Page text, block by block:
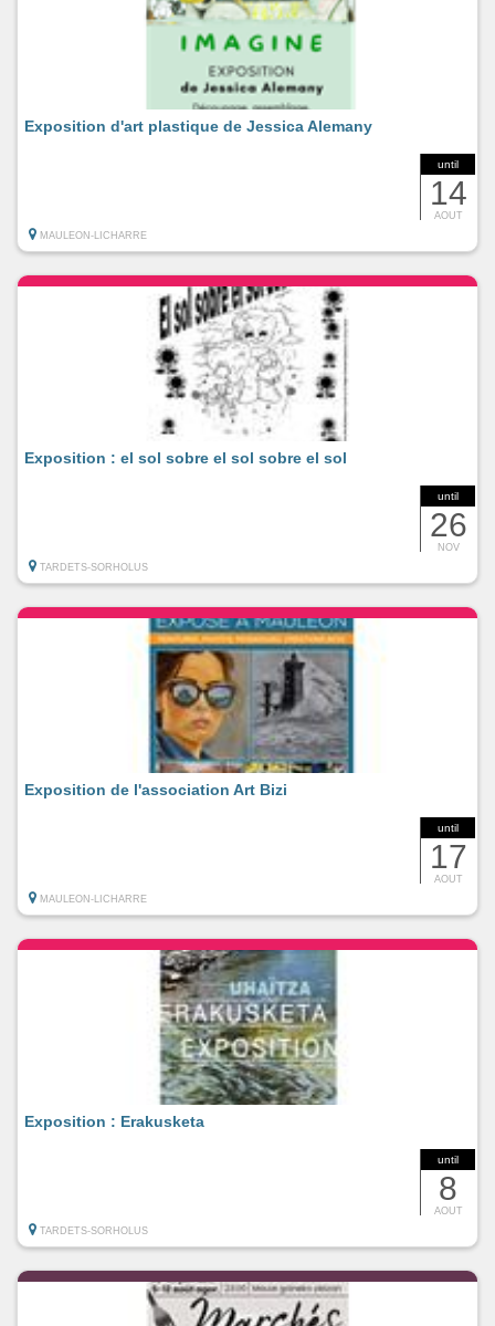
until
14
AOUT
Exposition d'art plastique de Jessica Alemany
MAULEON-LICHARRE
until
26
NOV
Exposition : el sol sobre el sol sobre el sol
TARDETS-SORHOLUS
until
17
AOUT
Exposition de l'association Art Bizi
MAULEON-LICHARRE
until
8
AOUT
Exposition : Erakusketa
TARDETS-SORHOLUS